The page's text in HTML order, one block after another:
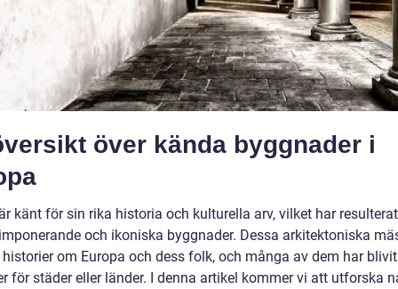
över kända byggnader i
känt för sin rika historia och kulturella arv, vilket har
och ikoniska byggnader. Dessa arkitektoniska
om Europa och dess folk, och många av dem har blivit
för städer eller länder. I denna artikel kommer vi att utforska